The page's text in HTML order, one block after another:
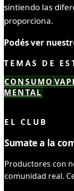
sintiendo las
proporciona.
Podés ver
TEMAS DE
CONSUMO
MENTAL
EL CLUB
Sumate a la
Productores con
comunidad real.